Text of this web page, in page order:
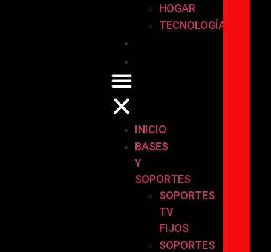
HOGAR
TECNOLOGÍA
INICIO
BASES
Y
SOPORTES
SOPORTES
TV
FIJOS
SOPORTES